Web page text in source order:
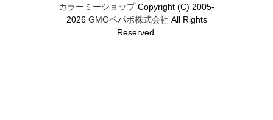
カラーミーショップCopyright (C) 2005-
2026 GMOペパボ株式会社 All Rights
Reserved.